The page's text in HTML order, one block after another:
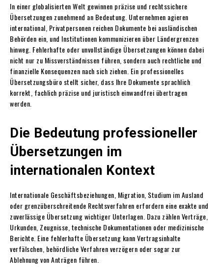
In einer globalisierten Welt gewinnen präzise und rechtssichere
Übersetzungen zunehmend an Bedeutung. Unternehmen agieren
international, Privatpersonen reichen Dokumente bei ausländischen
Behörden ein, und Institutionen kommunizieren über Ländergrenzen
hinweg. Fehlerhafte oder unvollständige Übersetzungen können dabei
nicht nur zu Missverständnissen führen, sondern auch rechtliche und
finanzielle Konsequenzen nach sich ziehen. Ein professionelles
Übersetzungsbüro stellt sicher, dass Ihre Dokumente sprachlich
korrekt, fachlich präzise und juristisch einwandfrei übertragen
werden.
Die Bedeutung professioneller
Übersetzungen im
internationalen Kontext
Internationale Geschäftsbeziehungen, Migration, Studium im Ausland
oder grenzüberschreitende Rechtsverfahren erfordern eine exakte und
zuverlässige Übersetzung wichtiger Unterlagen. Dazu zählen Verträge,
Urkunden, Zeugnisse, technische Dokumentationen oder medizinische
Berichte. Eine fehlerhafte Übersetzung kann Vertragsinhalte
verfälschen, behördliche Verfahren verzögern oder sogar zur
Ablehnung von Anträgen führen.